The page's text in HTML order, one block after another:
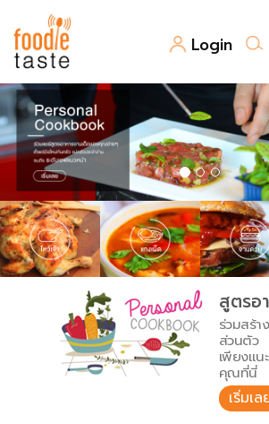
Login
สูตรอาหาร
สูตรอาหารล่าสุด
Top Foodie
พาไปชิม
สารพันก้นครัว
เคล็ดลับน่ารู้
เปรียบเทียบหน่วยการตวง
เปรียบเทียบอุณหภูมิ
เปรียบเทียบน้ำหนักวัตถุดิบ
FoodPedia
สร้าง Cookbook
สูตรอ
ร่วมสร้
ส่วนตัว
เพียงแน
คุณที่นี่
เริ่มเล